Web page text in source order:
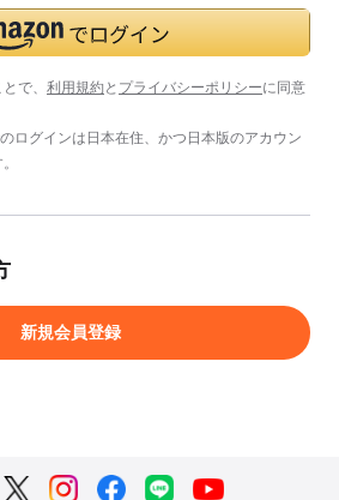
で、 利用規約 と プライバシーポリシーに同意
ログインは日本在住、かつ日本版のアカウン
新規会員登録